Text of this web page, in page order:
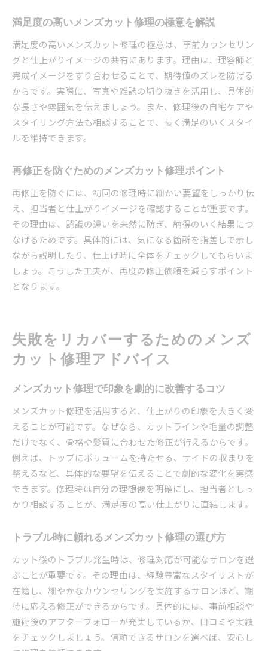
満足度の高いメンズカット修理の極意を解説
満足度の高いメンズカット修理の極意は、事前カウンセリン
グと仕上がりイメージの共有にあります。理由は、理容師と
完成イメージをすり合わせることで、期待値のズレを防げる
からです。実際に、写真や雑誌の切り抜きを活用し、具体的
な長さや雰囲気を伝えましょう。また、修理後の自宅ケアや
スタイリング方法も相談することで、長く満足のいくスタイ
ルを維持できます。
再修正を防ぐためのメンズカット修理ポイント
再修正を防ぐには、初回の修理時に細かい要望をしっかり伝
え、担当者と仕上がりイメージを確認することが重要です。
その理由は、認識の違いを未然に防ぎ、納得のいく結果につ
なげるためです。具体的には、気になる箇所を指差しで示し
ながら説明したり、仕上げ時に全体をチェックしてもらいま
しょう。こうした工夫が、再度の修正依頼を減らすポイント
となります。
失敗をリカバーするためのメンズ
カット修理アドバイス
メンズカット修理で印象を劇的に改善するコツ
メンズカット修理を活用すると、仕上がりの印象を大きく変
えることが可能です。なぜなら、カットラインや毛量の調整
だけでなく、骨格や髪質に合わせた修正が行えるからです。
例えば、トップにボリュームを持たせる、サイドの収まりを
整えるなど、具体的な要望を伝えることで劇的な変化を実感
できます。修理時は自分の理想像を明確にし、担当者としっ
かり相談することが、満足度の高い仕上がりに直結します。
トラブル時に頼れるメンズカット修理の選び方
カット後のトラブル発生時は、修理対応が可能なサロンを選
ぶことが重要です。その理由は、経験豊富なスタイリストが
在籍し、細やかなカウンセリングを実施するサロンほど、期
待に応える修正ができるからです。具体的には、事前相談や
施術後のアフターフォローが充実しているか、口コミや実績
をチェックしましょう。信頼できるサロンを選べば、安心し